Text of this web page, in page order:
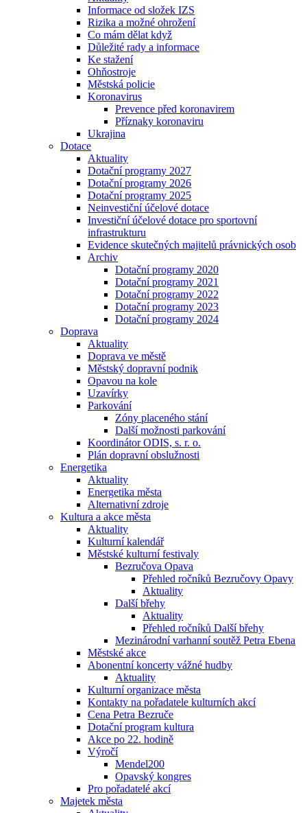
Informace od složek IZS
Rizika a možné ohrožení
Co mám dělat když
Důležité rady a informace
Ke stažení
Ohňostroje
Městská policie
Koronavirus
Prevence před koronavirem
Příznaky koronaviru
Ukrajina
Dotace
Aktuality
Dotační programy 2027
Dotační programy 2026
Dotační programy 2025
Neinvestiční účelové dotace
Investiční účelové dotace pro sportovní
infrastrukturu
Evidence skutečných majitelů právnických osob
Archiv
Dotační programy 2020
Dotační programy 2021
Dotační programy 2022
Dotační programy 2023
Dotační programy 2024
Doprava
Aktuality
Doprava ve městě
Městský dopravní podnik
Opavou na kole
Uzavírky
Parkování
Zóny placeného stání
Další možnosti parkování
Koordinátor ODIS, s. r. o.
Plán dopravní obslužnosti
Energetika
Aktuality
Energetika města
Alternativní zdroje
Kultura a akce města
Aktuality
Kulturní kalendář
Městské kulturní festivaly
Bezručova Opava
Přehled ročníků Bezručovy Opavy
Aktuality
Další břehy
Aktuality
Přehled ročníků Další břehy
Mezinárodní varhanní soutěž Petra Ebena
Městské akce
Abonentní koncerty vážné hudby
Aktuality
Kulturní organizace města
Kontakty na pořadatele kulturních akcí
Cena Petra Bezruče
Dotační program kultura
Akce po 22. hodině
Výročí
Mendel200
Opavský kongres
Pro pořadatelé akcí
Majetek města